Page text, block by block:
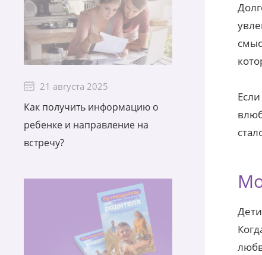
21 августа 2025
Как получить информацию о
ребенке и направление на
встречу?